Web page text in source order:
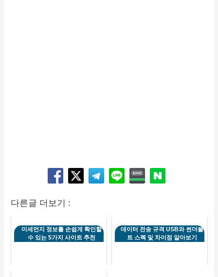
다른글 더보기 :
미세먼지 정보를 손쉽게 확인할
수 있는 5가지 사이트 추천
데이터 전송 규격 USB와 썬더볼
트 스펙 및 차이점 알아보기